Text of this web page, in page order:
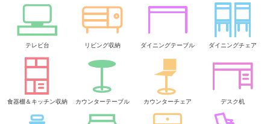
テレビ台 リビング収納 ダイニングテーブル ダイニングチェア
食器棚＆キッチン収納 カウンターテーブル カウンターチェア デスク机